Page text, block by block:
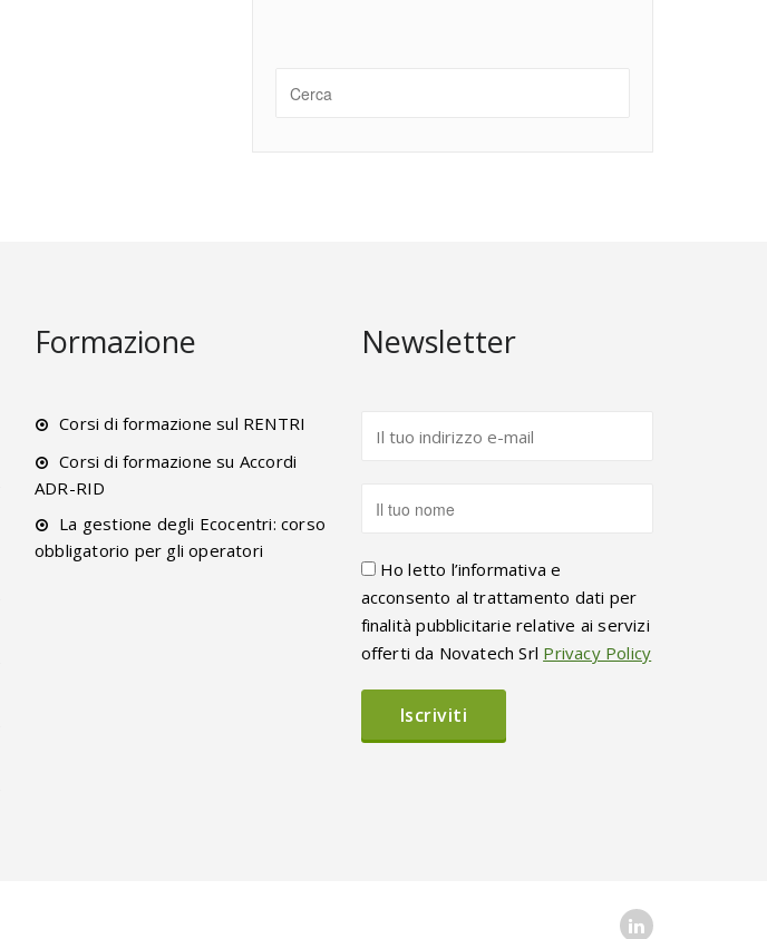
Formazione
Corsi di formazione sul RENTRI
Corsi di formazione su Accordi
ADR-RID
La gestione degli Ecocentri: corso
obbligatorio per gli operatori
Newsletter
Ho letto l’informativa e
acconsento al trattamento dati per
finalità pubblicitarie relative ai servizi
offerti da Novatech Srl Privacy Policy